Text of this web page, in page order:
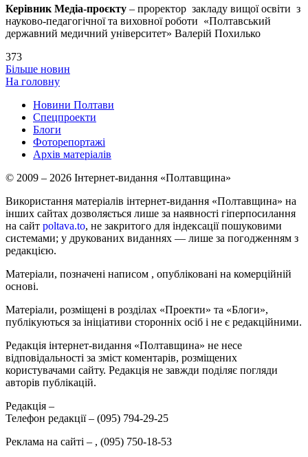
Керівник Медіа-проєкту – проректор закладу вищої освіти з
науково-педагогічної та виховної роботи «Полтавський
державний медичний університет» Валерій Похилько
373
Більше новин
На головну
Новини Полтави
Спецпроекти
Блоги
Фоторепортажі
Архів матеріалів
© 2009 – 2026 Інтернет-видання «Полтавщина»
Використання матеріалів інтернет-видання «Полтавщина» на
інших сайтах дозволяється лише за наявності гіперпосилання
на сайт poltava.to, не закритого для індексації пошуковими
системами; у друкованих виданнях — лише за погодженням з
редакцією.
Матеріали, позначені написом , опубліковані на комерційній
основі.
Матеріали, розміщені в розділах «Проекти» та «Блоги»,
публікуються за ініціативи сторонніх осіб і не є редакційними.
Редакція інтернет-видання «Полтавщина» не несе
відповідальності за зміст коментарів, розміщених
користувачами сайту. Редакція не завжди поділяє погляди
авторів публікацій.
Редакція –
Телефон редакції – (095) 794-29-25
Реклама на сайті – , (095) 750-18-53